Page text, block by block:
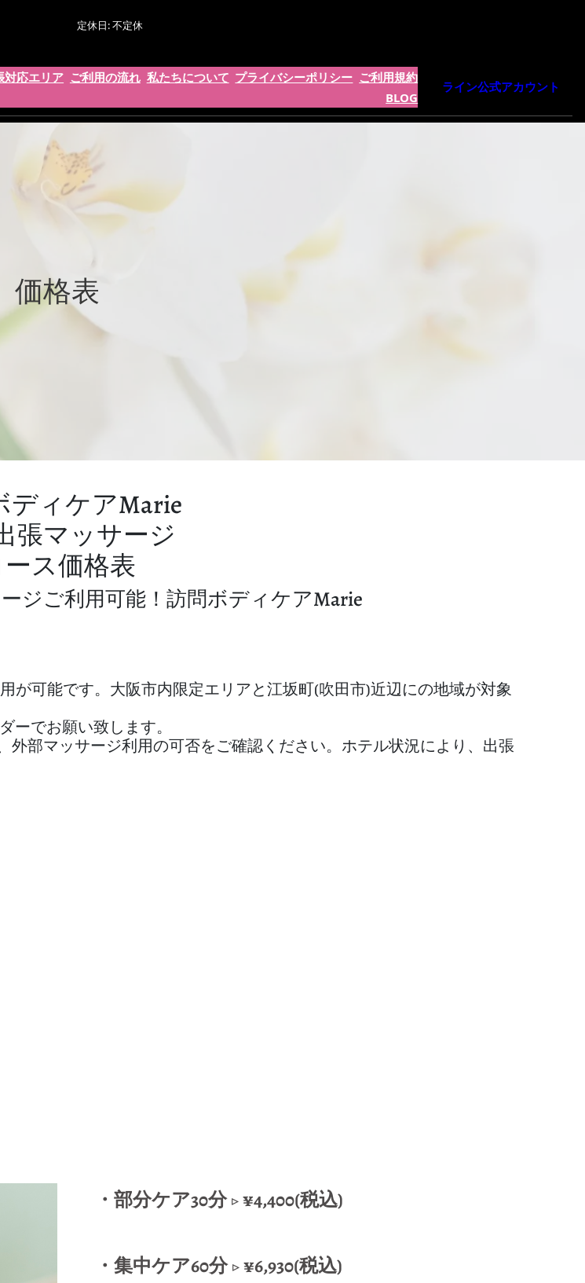
定休日: 不定休
対応エリア ご利用の流れ 私たちについて プライバシーポリシー ご利用規約
BLOG
ライン公式アカウント
価格表
ディケアMarie
張マッサージ
ース価格表
ジご利用可能！訪問ボディケアMarie
が可能です。大阪市内限定エリアと江坂町(吹田市)近辺にの地域が対象
ーでお願い致します。
外部マッサージ利用の可否をご確認ください。ホテル状況により、出張
・部分ケア30分 ▷ ¥4,400(税込)
・集中ケア60分 ▷ ¥6,930(税込)